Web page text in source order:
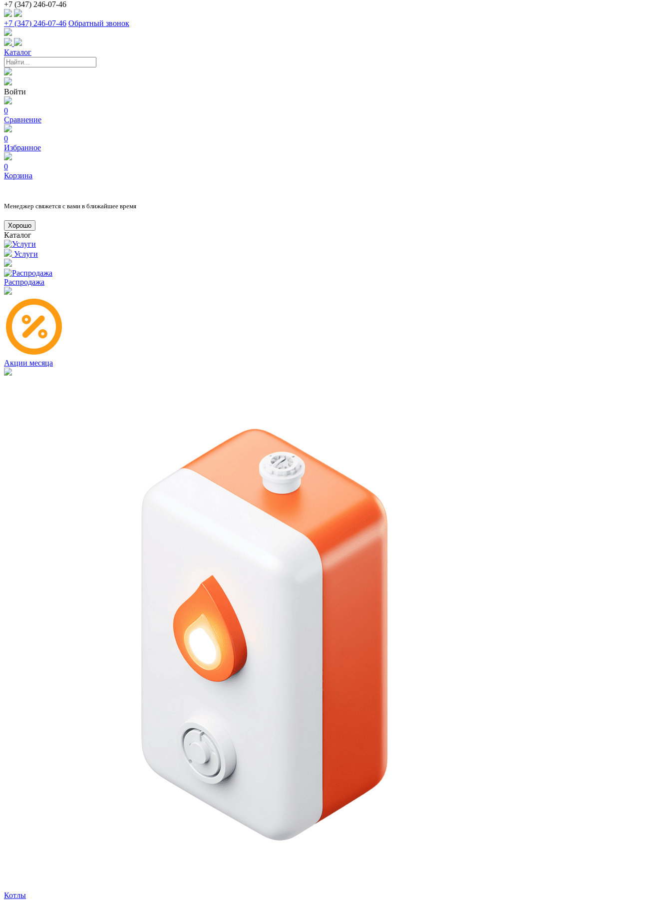
+7 (347) 246-07-46
+7 (347) 246-07-46 Обратный звонок
Каталог
Войти
0
Сравнение
0
Избранное
0
Корзина
Менеджер свяжется с вами в ближайшее время
Хорошо
Каталог
Услуги
Распродажа
Акции месяца
Котлы